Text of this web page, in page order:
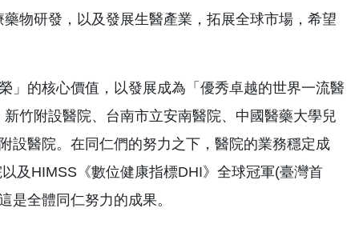
物研發，以及發展生醫產業，拓展全球市場，希望
的核心價值，以發展成為「優秀卓越的世界一流醫
竹附設醫院、台南市立安南醫院、中國醫藥大學兒
設醫院。在同仁們的努力之下，醫院的業務穩定成
及HIMSS《數位健康指標DHI》全球冠軍(臺灣首
是全體同仁努力的成果。